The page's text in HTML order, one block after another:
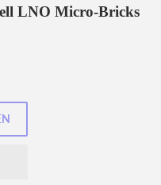
LNO Micro-Bricks